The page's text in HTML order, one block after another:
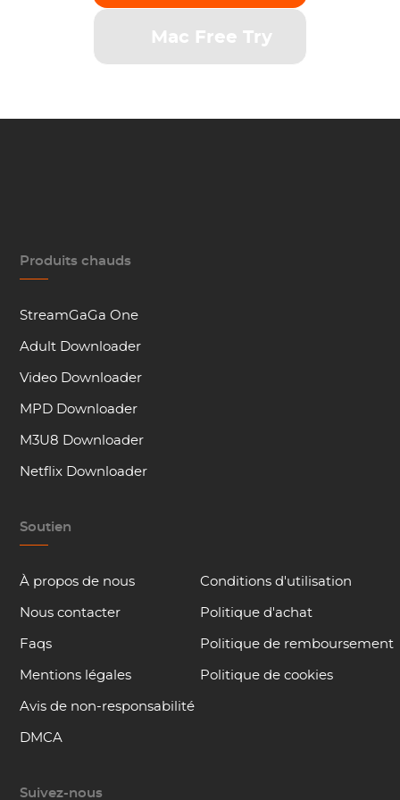
Mac Free Try
Produits chauds
StreamGaGa One
Adult Downloader
Video Downloader
MPD Downloader
M3U8 Downloader
Netflix Downloader
Soutien
À propos de nous
Nous contacter
Faqs
Mentions légales
Avis de non-responsabilité
DMCA
Conditions d'utilisation
Politique d'achat
Politique de remboursement
Politique de cookies
Suivez-nous